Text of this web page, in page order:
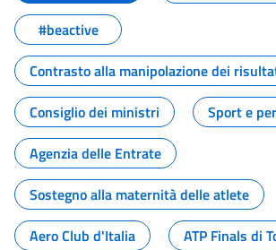
#beactive
Contrasto alla manipolazione dei
Consiglio dei ministri
Sport e
Agenzia delle Entrate
Sostegno alla maternità delle atlete
Aero Club d'Italia
ATP Finals di